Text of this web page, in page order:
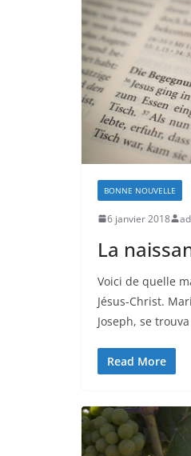
BONNE NOUVELLE
6 janvier 2018
La
Voici de quelle
Jésus-Christ.
Joseph, se
Read More